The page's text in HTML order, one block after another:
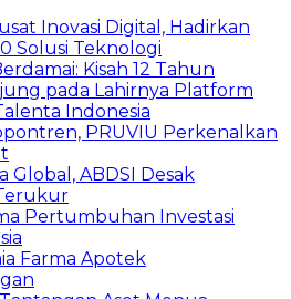
Inovasi Digital, Hadirkan
Solusi Teknologi
Kisah 12 Tahun
pada Lahirnya Platform
Indonesia
PRUVIU Perkenalkan
Global, ABDSI Desak
Pertumbuhan Investasi
Farma Apotek